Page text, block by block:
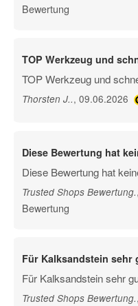
Bewertung
TOP Werkzeug und
TOP Werkzeug und
Thorsten J.., 09.06.2026
Diese Bewertung hat
Diese Bewertung hat
Trusted Shops Bewertung.
Bewertung
Für Kalksandstein sehr
Für Kalksandstein sehr
Trusted Shops Bewertung.